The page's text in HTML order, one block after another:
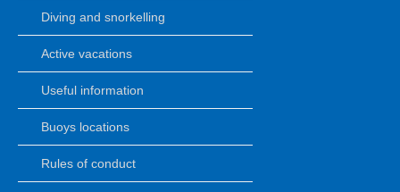
Diving and snorkelling
Active vacations
Useful information
Buoys locations
Rules of conduct